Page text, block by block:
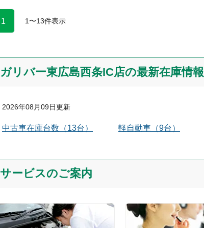
1 1 〜13件表示
ガリバー東広島西条IC店の最新在庫情報
2026年08月09日更新
中古車在庫台数 （13台） 軽自動車 （9台）
サービスのご案内